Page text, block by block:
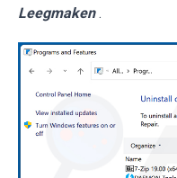
Leegmaken .